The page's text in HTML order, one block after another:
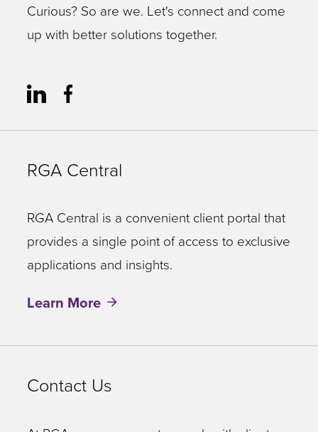
Curious? So are we. Let's connect and come
up with better solutions together.
RGA Central
RGA Central is a convenient client portal that
provides a single point of access to exclusive
applications and insights.
Learn More
Contact Us